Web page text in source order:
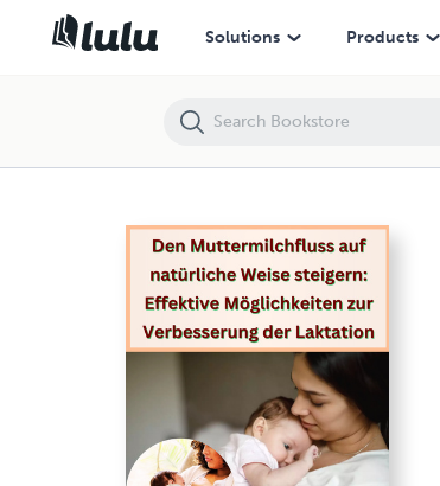
Solutions Products
Den Muttermilchfluss auf natürliche Weise steigern: